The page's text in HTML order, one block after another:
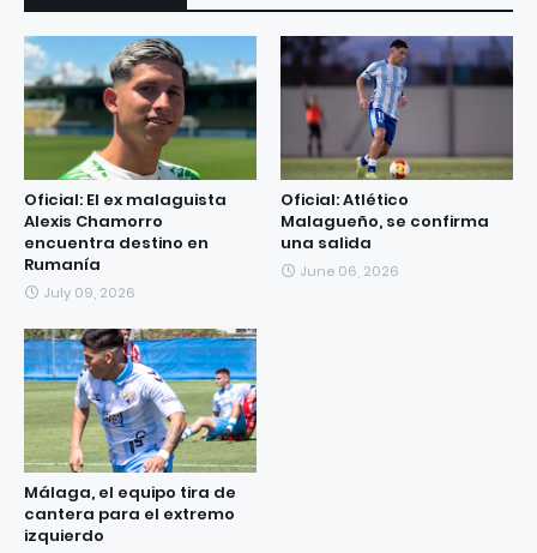
Oficial: El ex malaguista
Alexis Chamorro
encuentra destino en
Rumanía
July 09, 2026
Oficial: Atlético
Malagueño, se confirma
una salida
June 06, 2026
Málaga, el equipo tira de
cantera para el extremo
izquierdo